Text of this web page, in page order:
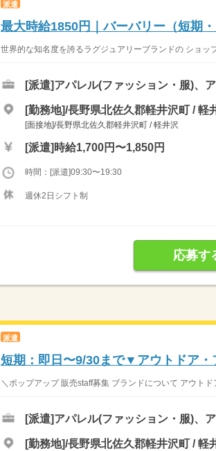
派遣
最大時給1850円｜バーバリー（短期
世界的な知名度を誇るラグジュアリーブランドの ショ
[派遣]アパレル(ファッション・服)、
[勤務地]/長野県北佐久郡軽井沢町 / 軽
[面接地]/長野県北佐久郡軽井沢町 / 軽井沢
[派遣] 時給1,700円〜1,850円
時間：[派遣]09:30〜19:30
週休2日シフト制
応募す
派遣
短期：即日〜9/30まで▼アウトドア・
＼ポップアップ 販売staff募集 ブランドについて アウト
[派遣]アパレル(ファッション・服)、
[勤務地]/長野県北佐久郡軽井沢町 / 軽